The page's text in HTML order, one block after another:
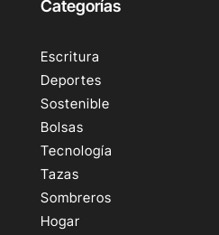
Categorías
Escritura
Deportes
Sostenible
Bolsas
Tecnología
Tazas
Sombreros
Hogar